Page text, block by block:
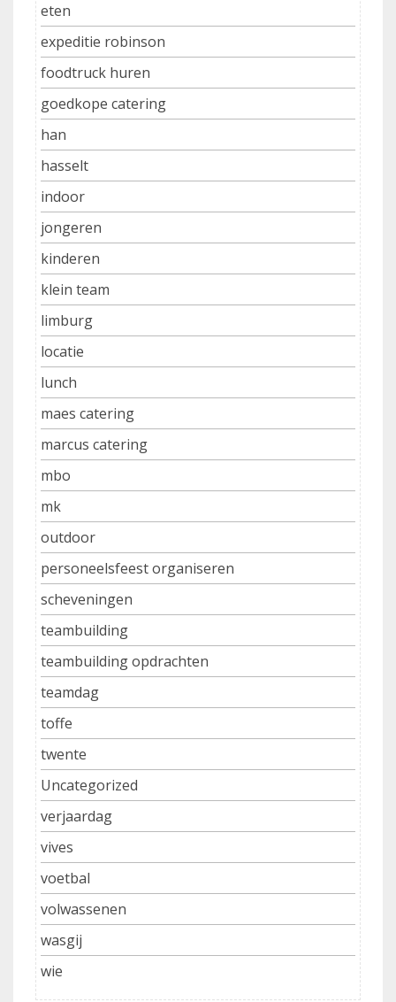
eten
expeditie robinson
foodtruck huren
goedkope catering
han
hasselt
indoor
jongeren
kinderen
klein team
limburg
locatie
lunch
maes catering
marcus catering
mbo
mk
outdoor
personeelsfeest organiseren
scheveningen
teambuilding
teambuilding opdrachten
teamdag
toffe
twente
Uncategorized
verjaardag
vives
voetbal
volwassenen
wasgij
wie